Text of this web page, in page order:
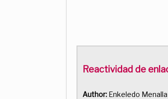
Reactividad de
Author: Enkeledo Menalla